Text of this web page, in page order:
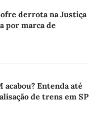
derrota na Justiça
por marca de
acabou? Entenda até
de trens em SP